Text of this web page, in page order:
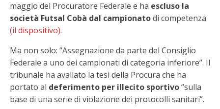
maggio del Procuratore Federale e ha escluso la
società Futsal Cobà dal campionatodi competenza
(il dispositivo).
Ma non solo: “Assegnazione da parte del Consiglio
Federale a uno dei campionati di categoria inferiore”. Il
tribunale ha avallato la tesi della Procura che ha
portato al deferimento per illecito sportivo“sulla
base di una serie di violazione dei protocolli sanitari”.